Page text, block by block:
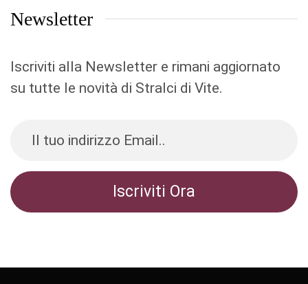
Newsletter
Iscriviti alla Newsletter e rimani aggiornato
su tutte le novità di Stralci di Vite.